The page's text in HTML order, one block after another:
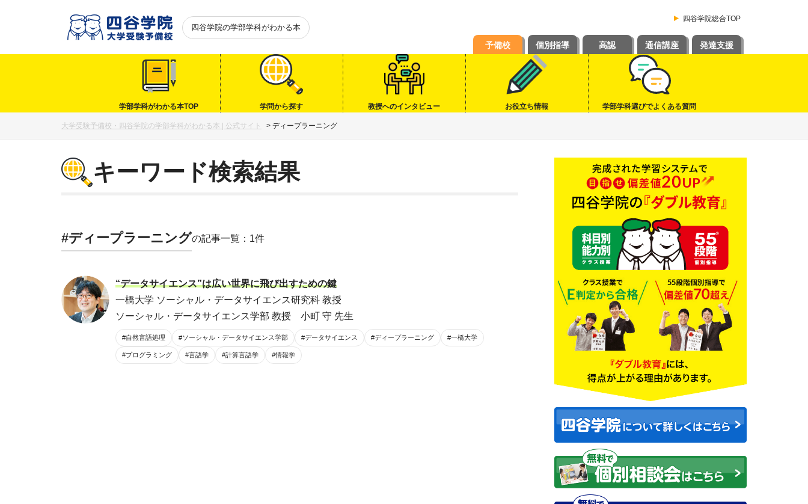
四谷学院の学部学科がわかる本
四谷学院総合TOP
予備校 個別指導 高認 通信講座 発達支援
学部学科がわかる本TOP 学問から探す 教授へのインタビュー お役立ち情報 学部学科選びでよくある質問
大学受験予備校・四谷学院の学部学科がわかる本 | 公式サイト > ディープラーニング
キーワード検索結果
#ディープラーニングの記事一覧：1件
“データサイエンス”は広い世界に飛び出すための鍵
一橋大学 ソーシャル・データサイエンス研究科 教授
ソーシャル・データサイエンス学部 教授 小町 守 先生
#自然言語処理 #ソーシャル・データサイエンス学部 #データサイエンス #ディープラーニング #一橋大学
#プログラミング #言語学 #計算言語学 #情報学